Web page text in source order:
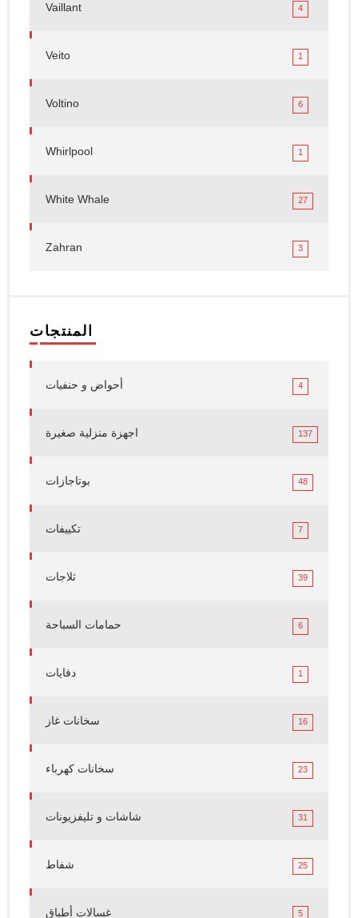
Vaillant 4
Veito 1
Voltino 6
Whirlpool 1
White Whale 27
Zahran 3
المنتجات
أحواض و حنفيات 4
اجهزة منزلية صغيرة 137
بوتاجازات 48
تكييفات 7
ثلاجات 39
حمامات السباحة 6
دفايات 1
سخانات غاز 16
سخانات كهرباء 23
شاشات و تليفزيونات 31
شفاط 25
غسالات أطباق 5